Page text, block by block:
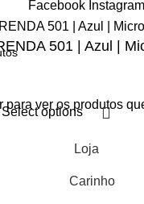
para ver os produtos
Facebook Instagram
501 | Azul |
Select options
Loja
Carinho